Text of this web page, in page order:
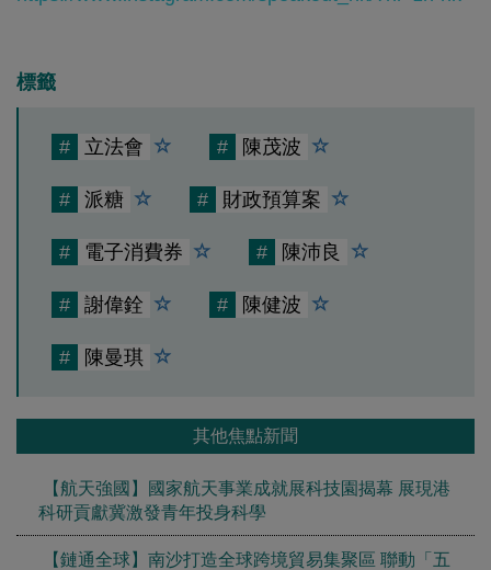
標籤
# 立法會 # 陳茂波
# 派糖 # 財政預算案
# 電子消費券 # 陳沛良
# 謝偉銓 # 陳健波
# 陳曼琪
其他焦點新聞
【航天強國】國家航天事業成就展科技園揭幕 展現港
科研貢獻冀激發青年投身科學
【鏈通全球】南沙打造全球跨境貿易集聚區 聯動「五